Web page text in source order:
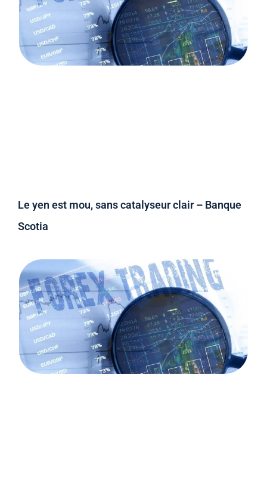
Le yen est mou, sans catalyseur clair – Banque
Scotia